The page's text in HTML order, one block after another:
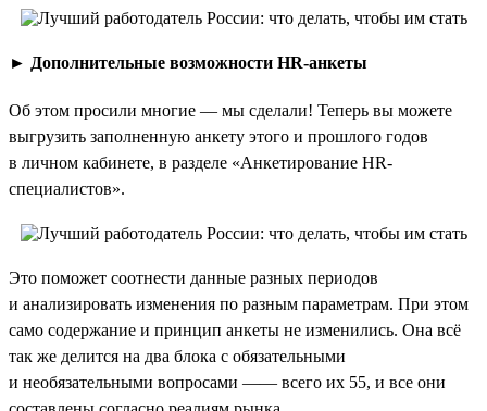
► Дополнительные возможности HR-анкеты
Об этом просили многие — мы сделали! Теперь вы можете
выгрузить заполненную анкету этого и прошлого годов
в личном кабинете, в разделе «Анкетирование HR-
специалистов».
Это поможет соотнести данные разных периодов
и анализировать изменения по разным параметрам. При этом
само содержание и принцип анкеты не изменились. Она всё
так же делится на два блока с обязательными
и необязательными вопросами —— всего их 55, и все они